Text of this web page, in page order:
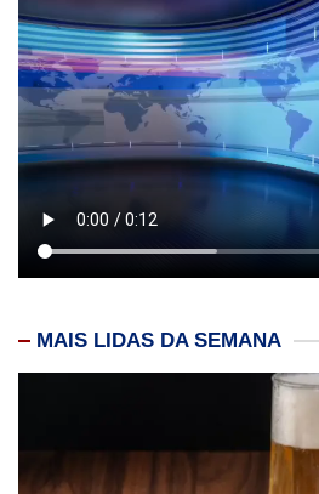
MAIS LIDAS DA SEMANA